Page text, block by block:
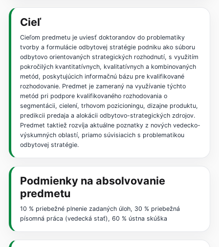
Cieľ
Cieľom predmetu je uviesť doktorandov do problematiky
tvorby a formulácie odbytovej stratégie podniku ako súboru
odbytovo orientovaných strategických rozhodnutí, s využitím
pokročilých kvantitatívnych, kvalitatívnych a kombinovaných
metód, poskytujúcich informačnú bázu pre kvalifikované
rozhodovanie. Predmet je zameraný na využívanie týchto
metód pri podpore kvalifikovaného rozhodovania o
segmentácii, cielení, trhovom pozicioningu, dizajne produktu,
predikcii predaja a alokácii odbytovo-strategických zdrojov.
Predmet taktiež rozvíja aktuálne poznatky z nových vedecko-
výskumných oblastí, priamo súvisiacich s problematikou
odbytovej stratégie.
Podmienky na absolvovanie
predmetu
10 % priebežné plnenie zadaných úloh, 30 % priebežná
písomná práca (vedecká stať), 60 % ústna skúška